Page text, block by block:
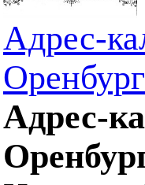
Адрес-
Адрес-